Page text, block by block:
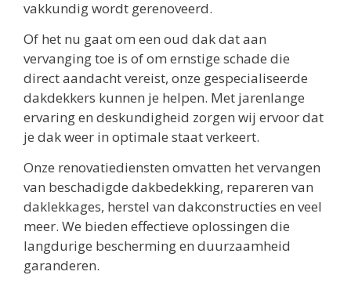
vakkundig wordt gerenoveerd.
Of het nu gaat om een oud dak dat aan
vervanging toe is of om ernstige schade die
direct aandacht vereist, onze gespecialiseerde
dakdekkers kunnen je helpen. Met jarenlange
ervaring en deskundigheid zorgen wij ervoor dat
je dak weer in optimale staat verkeert.
Onze renovatiediensten omvatten het vervangen
van beschadigde dakbedekking, repareren van
daklekkages, herstel van dakconstructies en veel
meer. We bieden effectieve oplossingen die
langdurige bescherming en duurzaamheid
garanderen.